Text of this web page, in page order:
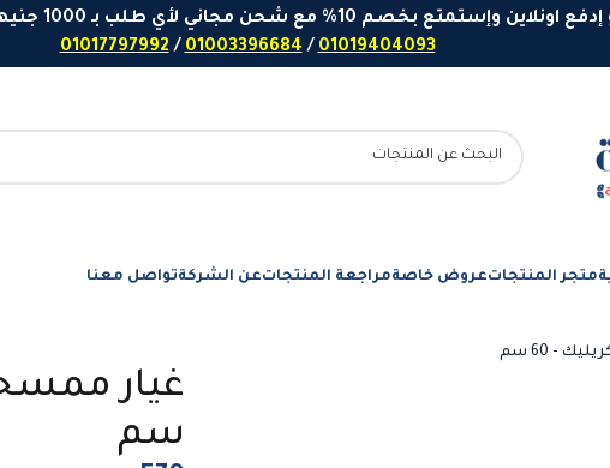
اونلاين وإستمتع بخصم 10% مع شحن مجاني لأي طلب بـ 1000 جنيهاً او اكثر - ارقامنا للتواصل واتساب
01019404093
/
01003396684
/
01017797992
متجر المنتجاتعروض خاصةمراجعة المنتجاتعن الشركةتواصل معنا
- 60 سم
سم